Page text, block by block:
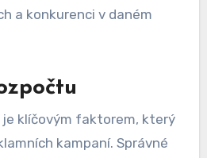
a konkurenci v daném
klíčovým faktorem, který
kampaní. Správné